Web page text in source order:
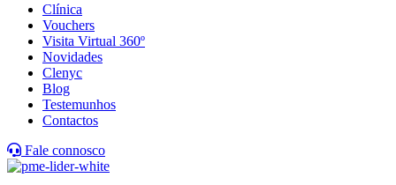
Clínica
Vouchers
Visita Virtual 360º
Novidades
Clenyc
Blog
Testemunhos
Contactos
Fale connosco